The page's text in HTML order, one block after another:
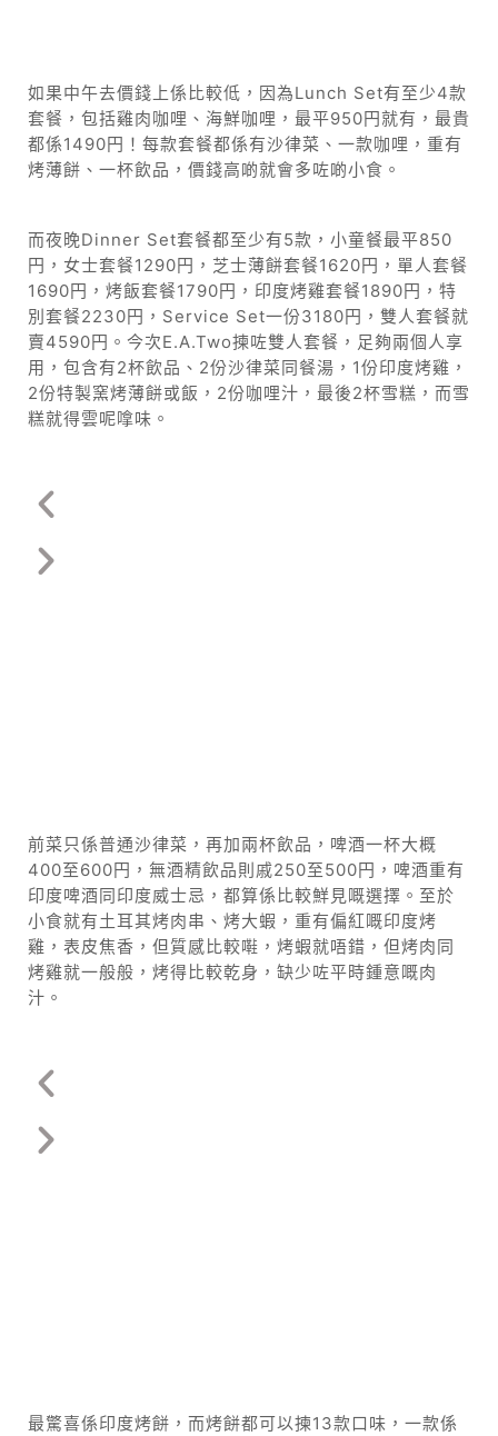
如果中午去價錢上係比較低，因為Lunch Set有至少4款
套餐，包括雞肉咖哩、海鮮咖哩，最平950円就有，最貴
都係1490円！每款套餐都係有沙律菜、一款咖哩，重有
烤薄餅、一杯飲品，價錢高啲就會多咗啲小食。
而夜晚Dinner Set套餐都至少有5款，小童餐最平850
円，女士套餐1290円，芝士薄餅套餐1620円，單人套餐
1690円，烤飯套餐1790円，印度烤雞套餐1890円，特
別套餐2230円，Service Set一份3180円，雙人套餐就
賣4590円。今次E.A.Two揀咗雙人套餐，足夠兩個人享
用，包含有2杯飲品、2份沙律菜同餐湯，1份印度烤雞，
2份特製窯烤薄餅或飯，2份咖哩汁，最後2杯雪糕，而雪
糕就得雲呢嗱味。
前菜只係普通沙律菜，再加兩杯飲品，啤酒一杯大概
400至600円，無酒精飲品則戚250至500円，啤酒重有
印度啤酒同印度威士忌，都算係比較鮮見嘅選擇。至於
小食就有土耳其烤肉串、烤大蝦，重有偏紅嘅印度烤
雞，表皮焦香，但質感比較嚡，烤蝦就唔錯，但烤肉同
烤雞就一般般，烤得比較乾身，缺少咗平時鍾意嘅肉
汁。
最驚喜係印度烤餅，而烤餅都可以揀13款口味，一款係